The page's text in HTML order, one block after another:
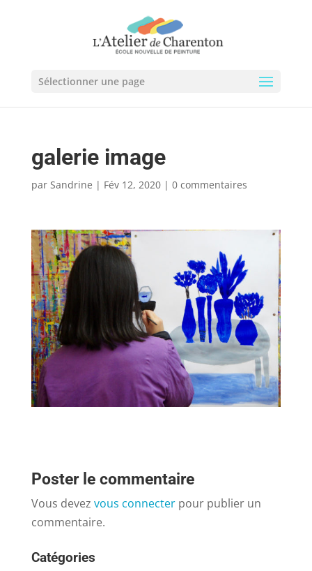
Sélectionner une page
galerie image
par Sandrine | Fév 12, 2020| 0 commentaires
Poster le commentaire
Vous devez vous connecterpour publier un
commentaire.
Catégories